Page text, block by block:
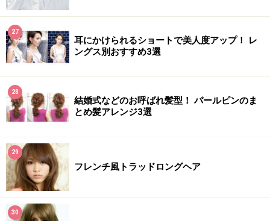
27
耳にかけられるショートで美人度アップ！ レ
ングス別おすすめ3選
28
結婚式などのお呼ばれ髪型！ パールピンのま
とめ髪アレンジ3選
29
フレンチ風トラッドロングヘア
30